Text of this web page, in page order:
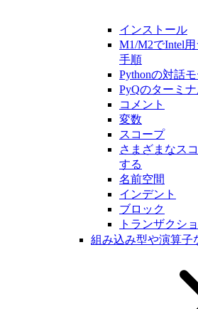
インストール
M1/M2でIntel
手順
Pythonの対話
PyQのターミ
コメント
変数
スコープ
さまざまなス
する
名前空間
インデント
ブロック
トランザクシ
組み込み型や演算子